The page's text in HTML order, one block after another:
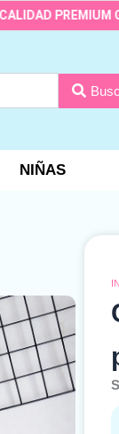
PREMIUM
NIÑAS